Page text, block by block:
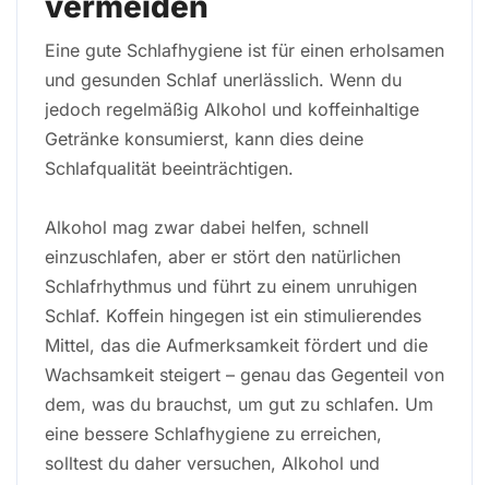
Eine gute Schlafhygiene ist für einen erholsamen
und gesunden Schlaf unerlässlich. Wenn du
jedoch regelmäßig Alkohol und koffeinhaltige
Getränke konsumierst, kann dies deine
Schlafqualität beeinträchtigen.
Alkohol mag zwar dabei helfen, schnell
einzuschlafen, aber er stört den natürlichen
Schlafrhythmus und führt zu einem unruhigen
Schlaf. Koffein hingegen ist ein stimulierendes
Mittel, das die Aufmerksamkeit fördert und die
Wachsamkeit steigert – genau das Gegenteil von
dem, was du brauchst, um gut zu schlafen. Um
eine bessere Schlafhygiene zu erreichen,
solltest du daher versuchen, Alkohol und